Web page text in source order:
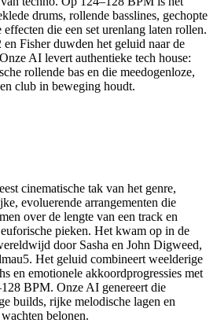
drums, rollende basslines, gechopte
effecten die een set urenlang laten rollen.
en Fisher duwden het geluid naar de
AI levert authentieke tech house:
rollende bas en die meedogenloze,
club in beweging houdt.
cinematische tak van het genre,
evoluerende arrangementen die
over de lengte van een track en
pieken. Het kwam op in de
door Sasha en John Digweed,
Het geluid combineert weelderige
en emotionele akkoordprogressies met
BPM. Onze AI genereert die
builds, rijke melodische lagen en
belonen.